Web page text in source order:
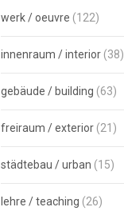
werk / oeuvre (122)
innenraum / interior (38)
gebäude / building (63)
freiraum / exterior (21)
städtebau / urban (15)
lehre / teaching (26)